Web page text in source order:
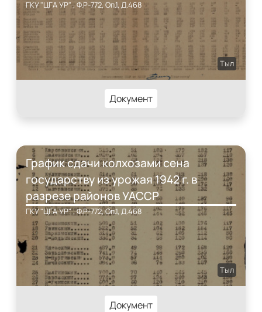
ГКУ "ЦГА УР" , Ф.Р-772, Оп.1, Д.468
Тыл
Документ
График сдачи колхозами сена
государству из урожая 1942 г. в
разрезе районов УАССР
ГКУ "ЦГА УР" , Ф.Р-772, Оп.1, Д.468
Тыл
Документ